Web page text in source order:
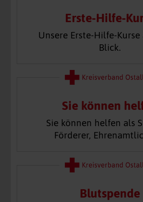
Erste-Hilfe-
Unsere Erste-Hilfe-Kurse
Blick.
Sie können
Sie können helfen als
Förderer,
Blutspende